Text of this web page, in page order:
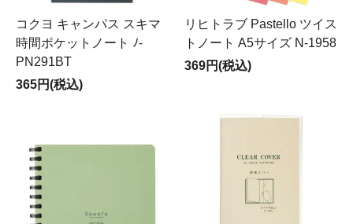
コクヨ キャンパス スキマ
時間ポケットノート ﾉ-
PN291BT
365円(税込)
リヒトラブ Pastello ツイス
トノート A5サイズ N-1958
369円(税込)